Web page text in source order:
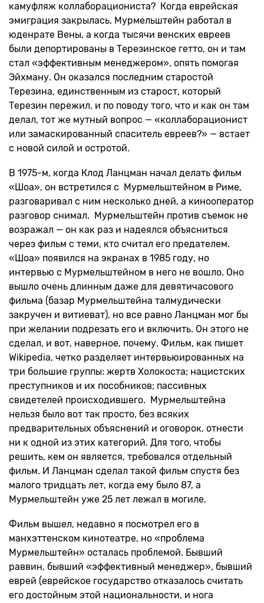
камуфляж коллаборациониста? Когда еврейская
эмиграция закрылась, Мурмельштейн работал в
юденрате Вены, а когда тысячи венских евреев
были депортированы в Терезинское гетто, он и там
стал «эффективным менеджером», опять помогая
Эйхману. Он оказался последним старостой
Терезина, единственным из старост, который
Терезин пережил, и по поводу того, что и как он там
делал, тот же мутный вопрос — «коллаборационист
или замаскированный спаситель евреев?» — встает
с новой силой и остротой.
В 1975-м, когда Клод Ланцман начал делать фильм
«Шоа», он встретился с Мурмельштейном в Риме,
разговаривал с ним несколько дней, а кинооператор
разговор снимал. Мурмельштейн против съемок не
возражал — он как раз и надеялся объясниться
через фильм с теми, кто считал его предателем.
«Шоа» появился на экранах в 1985 году, но
интервью с Мурмельштейном в него не вошло. Оно
вышло очень длинным даже для девятичасового
фильма (базар Мурмельштейна талмудически
закручен и витиеват), но все равно Ланцман мог бы
при желании подрезать его и включить. Он этого не
сделал, и вот, наверное, почему. Фильм, как пишет
Wikipedia, четко разделяет интервьюированных на
три большие группы: жертв Холокоста; нацистских
преступников и их пособников; пассивных
свидетелей происходившего. Мурмельштейна
нельзя было вот так просто, без всяких
предварительных объяснений и оговорок, отнести
ни к одной из этих категорий. Для того, чтобы
решить, кем он является, требовался отдельный
фильм. И Ланцман сделал такой фильм спустя без
малого тридцать лет, когда ему было 87, а
Мурмельштейн уже 25 лет лежал в могиле.
Фильм вышел, недавно я посмотрел его в
манхэттенском кинотеатре, но «проблема
Мурмельштейн» осталась проблемой. Бывший
раввин, бывший «эффективный менеджер», бывший
еврей (еврейское государство отказалось считать
его достойным этой национальности, и нога